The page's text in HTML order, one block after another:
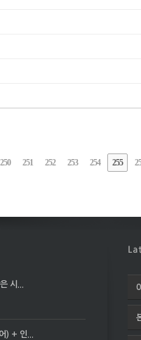
250 251 252 253 254 255
시...
) + 인...